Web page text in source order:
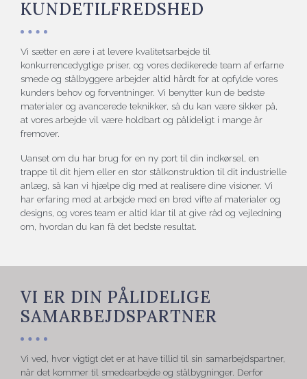
KUNDETILFREDSHED
Vi sætter en ære i at levere kvalitetsarbejde til
konkurrencedygtige priser, og vores dedikerede team af erfarne
smede og stålbyggere arbejder altid hårdt for at opfylde vores
kunders behov og forventninger. Vi benytter kun de bedste
materialer og avancerede teknikker, så du kan være sikker på,
at vores arbejde vil være holdbart og pålideligt i mange år
fremover.
Uanset om du har brug for en ny port til din indkørsel, en
trappe til dit hjem eller en stor stålkonstruktion til dit industrielle
anlæg, så kan vi hjælpe dig med at realisere dine visioner. Vi
har erfaring med at arbejde med en bred vifte af materialer og
designs, og vores team er altid klar til at give råd og vejledning
om, hvordan du kan få det bedste resultat.
VI ER DIN PÅLIDELIGE
SAMARBEJDSPARTNER
Vi ved, hvor vigtigt det er at have tillid til sin samarbejdspartner,
når det kommer til smedearbejde og stålbygninger. Derfor